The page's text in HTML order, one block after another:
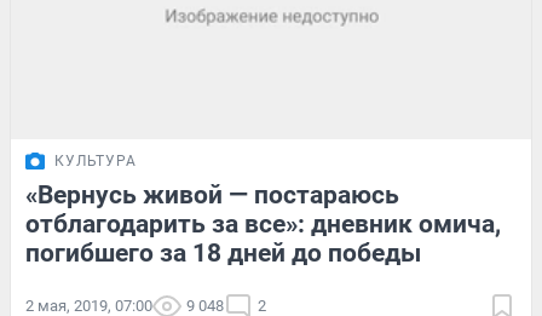
КУЛЬТУРА
«Вернусь живой — постараюсь
отблагодарить за все»: дневник омича,
погибшего за 18 дней до победы
2 мая, 2019, 07:00 9 048 2